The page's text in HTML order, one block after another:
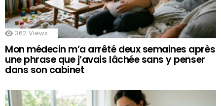
362 Views
Mon médecin m’a arrêté deux semaines après
une phrase que j’avais lâchée sans y penser
dans son cabinet